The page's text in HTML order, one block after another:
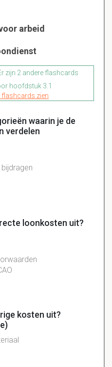
arbeid
zijn 2 andere flashcards
hoofdstuk 3.1
flashcards zien
waarin je de
verdelen
loonkosten uit?
kosten uit?